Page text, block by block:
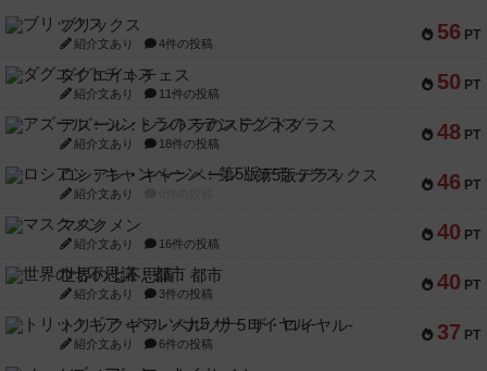
56 PT
ブリックス
紹介文あり 4件の投稿
50 PT
ダグエイトチェス
紹介文あり 11件の投稿
48 PT
アズール：シントラのステンドグラス
紹介文あり 18件の投稿
46 PT
ロシアン・キャンペーン：第5版デラックス
紹介文あり
40 PT
マスクメン
紹介文あり 16件の投稿
40 PT
世界の七不思議：都市
紹介文あり 3件の投稿
37 PT
トリックギア - ペルソナ5 ザ・ロイヤル-
紹介文あり 6件の投稿